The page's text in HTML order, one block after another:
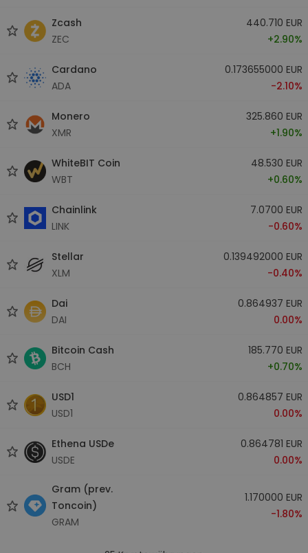
Zcash
ZEC
440.710 EUR
+2.90%
Cardano
ADA
0.173655000 EUR
-2.10%
Monero
XMR
325.860 EUR
+1.90%
WhiteBIT Coin
WBT
48.530 EUR
+0.60%
Chainlink
LINK
7.0700 EUR
-0.60%
Stellar
XLM
0.139492000 EUR
-0.40%
Dai
DAI
0.864937 EUR
0.00%
Bitcoin Cash
BCH
185.770 EUR
+0.70%
USD1
USD1
0.864857 EUR
0.00%
Ethena USDe
USDE
0.864781 EUR
0.00%
Gram (prev.
Toncoin)
GRAM
1.170000 EUR
-1.80%